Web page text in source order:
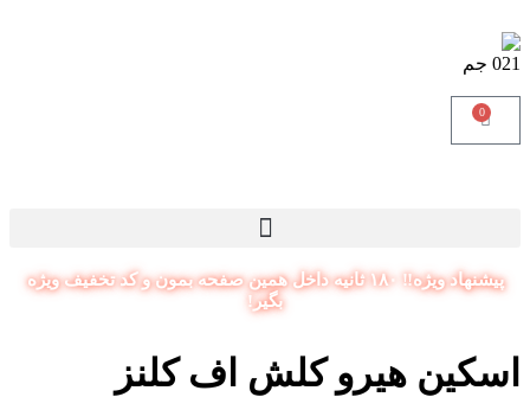
021 جم
0
پیشنهاد ویژه‼️ ۱۸۰ ثانیه داخل همین صفحه بمون و کد تخفیف ویژه
بگیر!
اسکین هیرو کلش اف کلنز